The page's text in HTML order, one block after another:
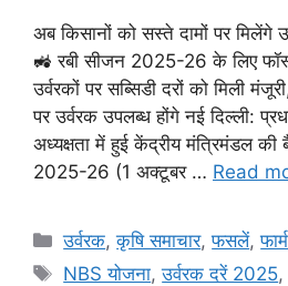
अब किसानों को सस्ते दामों पर मिलेंगे
🚜 रबी सीजन 2025-26 के लिए
उर्वरकों पर सब्सिडी दरों को मिली
पर उर्वरक उपलब्ध होंगे नई दिल्ली:
अध्यक्षता में हुई केंद्रीय मंत्रिमंडल
2025-26 (1 अक्टूबर … Read
उर्वरक,कृषि समाचार,फसलें,
NBS योजना,उर्वरक दरें 2025